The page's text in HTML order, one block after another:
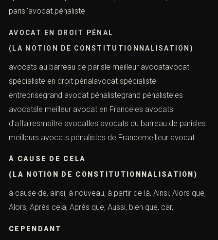
pénaliste avocatavocats droit pénal parisavocats paris
barreaupénaliste avocat parisavocat spécialisteavocat
d’affairesavocats d’affairesjuriste pénalisteavocat
spécialiste droit pénalavocat spécialiste droit pénal
parisl’avocat pénaliste
(LA NOTION DE CONSTITUTIONNALISATION)
avocats au barreau de parisle meilleur avocatavocat
spécialiste en droit pénalavocat spécialiste
avocatsle meilleur avocat en Franceles avocats
d’affairesmaître avocatles avocats du barreau de
parisles meilleurs avocats pénalistes de Francemeilleur